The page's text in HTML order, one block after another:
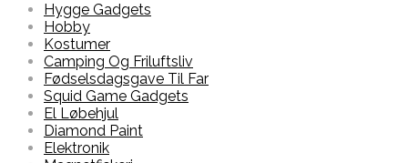
Hygge Gadgets
Hobby
Kostumer
Camping Og Friluftsliv
Fødselsdagsgave Til Far
Squid Game Gadgets
El Løbehjul
Diamond Paint
Elektronik